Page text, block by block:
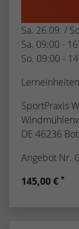
Sa. 26.09. /
Sa. 09:00 -
So. 09:00 -
SportPraxis
DE 46236
Angebot Nr.
145,00 € *